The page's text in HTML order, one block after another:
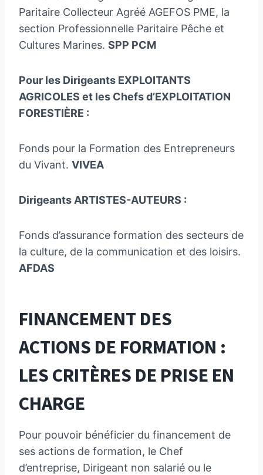
Paritaire Collecteur Agréé AGEFOS PME, la
section Professionnelle Paritaire Pêche et
Cultures Marines. SPP PCM
Pour les Dirigeants EXPLOITANTS
AGRICOLES et les Chefs d’EXPLOITATION
FORESTIÈRE :
Fonds pour la Formation des Entrepreneurs
du Vivant. VIVEA
Dirigeants ARTISTES-AUTEURS :
Fonds d’assurance formation des secteurs de
la culture, de la communication et des loisirs.
AFDAS
FINANCEMENT DES
ACTIONS DE FORMATION :
LES CRITÈRES DE PRISE EN
CHARGE
Pour pouvoir bénéficier du financement de
ses actions de formation, le Chef
d’entreprise, Dirigeant non salarié ou le